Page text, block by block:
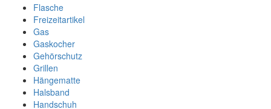
Flasche
Freizeitartikel
Gas
Gaskocher
Gehörschutz
Grillen
Hängematte
Halsband
Handschuh